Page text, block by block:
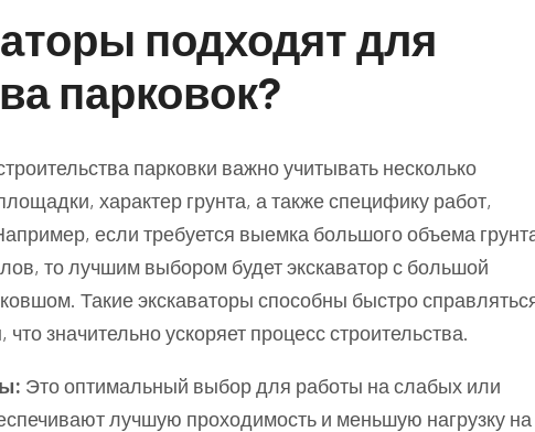
подходят для
парковок?
парковки важно учитывать несколько
характер грунта, а также специфику работ,
если требуется выемка большого объема
то лучшим выбором будет экскаватор с большой
Такие экскаваторы способны быстро
значительно ускоряет процесс строительства.
Это оптимальный выбор для работы на слабых или
лучшую проходимость и меньшую нагрузку на